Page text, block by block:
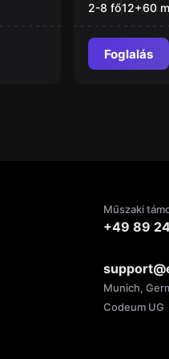
2-8 fő12+60
Foglalás
Műszaki
+49 89
Munich,
Codeum UG